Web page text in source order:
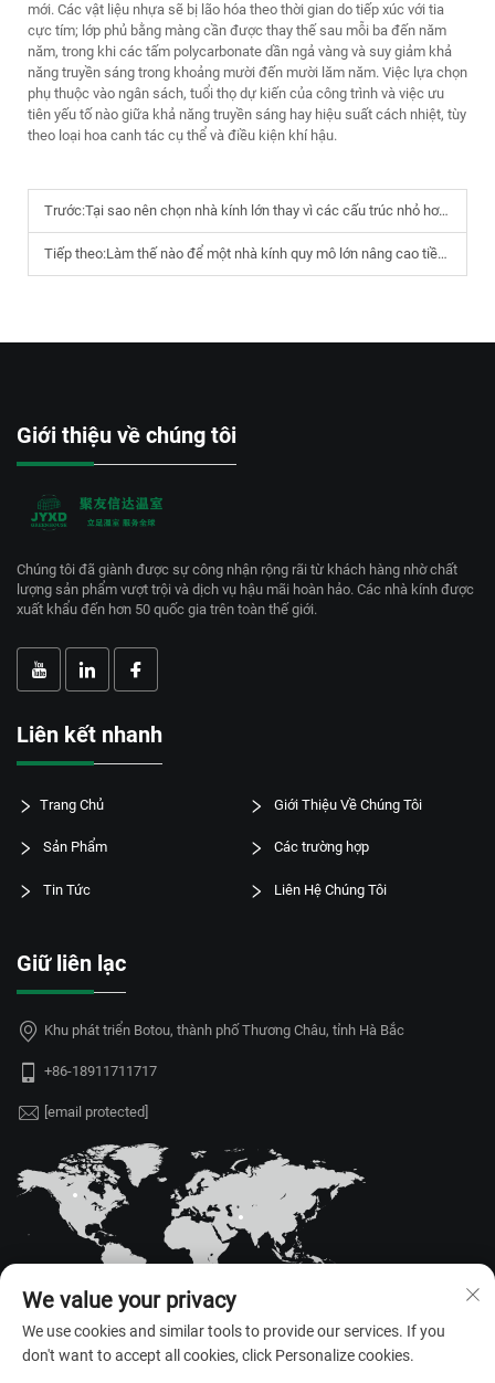
mới. Các vật liệu nhựa sẽ bị lão hóa theo thời gian do tiếp xúc với tia
cực tím; lớp phủ bằng màng cần được thay thế sau mỗi ba đến năm
năm, trong khi các tấm polycarbonate dần ngả vàng và suy giảm khả
năng truyền sáng trong khoảng mười đến mười lăm năm. Việc lựa chọn
phụ thuộc vào ngân sách, tuổi thọ dự kiến của công trình và việc ưu
tiên yếu tố nào giữa khả năng truyền sáng hay hiệu suất cách nhiệt, tùy
theo loại hoa canh tác cụ thể và điều kiện khí hậu.
Trước:Tại sao nên chọn nhà kính lớn thay vì các cấu trúc nhỏ hơn?
Tiếp theo:Làm thế nào để một nhà kính quy mô lớn nâng cao tiềm năng năng suất cây trồng?
Giới thiệu về chúng tôi
Chúng tôi đã giành được sự công nhận rộng rãi từ khách hàng nhờ chất
lượng sản phẩm vượt trội và dịch vụ hậu mãi hoàn hảo. Các nhà kính được
xuất khẩu đến hơn 50 quốc gia trên toàn thế giới.
Liên kết nhanh
Trang Chủ Giới Thiệu Về Chúng Tôi
Sản Phẩm Các trường hợp
Tin Tức Liên Hệ Chúng Tôi
Giữ liên lạc
Khu phát triển Botou, thành phố Thương Châu, tỉnh Hà Bắc
+86-18911711717
[email protected]
We value your privacy
We use cookies and similar tools to provide our services. If you
don't want to accept all cookies, click Personalize cookies.